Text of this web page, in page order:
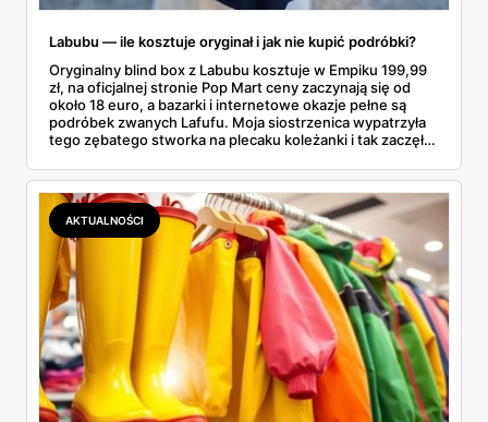
Labubu — ile kosztuje oryginał i jak nie kupić podróbki?
Oryginalny blind box z Labubu kosztuje w Empiku 199,99
zł, na oficjalnej stronie Pop Mart ceny zaczynają się od
około 18 euro, a bazarki i internetowe okazje pełne są
podróbek zwanych Lafufu. Moja siostrzenica wypatrzyła
tego zębatego stworka na plecaku koleżanki i tak zaczęło
kosztuje i po czym poznać, że sprzedawca nie wciska nam
podróbki. Spisałam wszystko, czego się dowiedziałam —
łącznie z jedną wpadką, o której za chwilę.
AKTUALNOŚCI